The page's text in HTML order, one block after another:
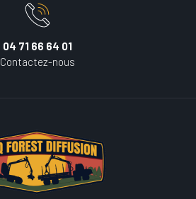
04 71 66 64 01
Contactez-nous